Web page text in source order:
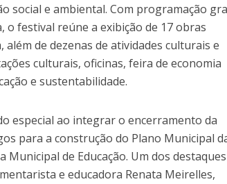
social e ambiental. Com programação
o festival reúne a exibição de 17 obras
além de dezenas de atividades culturais e
culturais, oficinas, feira de economia
e sustentabilidade.
especial ao integrar o encerramento da
para a construção do Plano Municipal
de Educação. Um dos
e educadora Renata Meirelles,